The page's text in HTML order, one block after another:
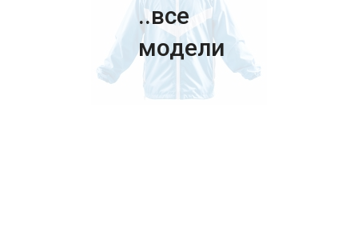
..все
модели